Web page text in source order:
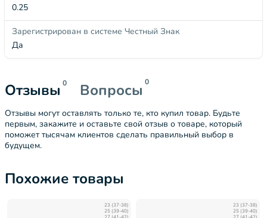
0.25
Зарегистрирован в системе Честный Знак
Да
Отзывы 0 Вопросы 0
Отзывы могут оставлять только те, кто купил товар. Будьте
первым, закажите и оставьте свой отзыв о товаре, который
поможет тысячам клиентов сделать правильный выбор в
будущем.
Похожие товары
23 (37-38)
25 (39-40)
23 (37-38)
25 (39-40)